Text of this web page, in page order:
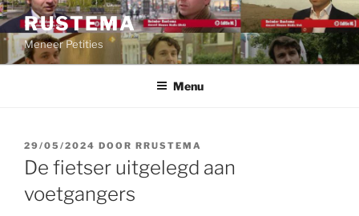
Ga
naar
inhoud
RUSTEMA
Meneer Petities
Menu
GEPLAATST
OP
29/05/2024 DOOR RRUSTEMA
De fietser uitgelegd aan
voetgangers